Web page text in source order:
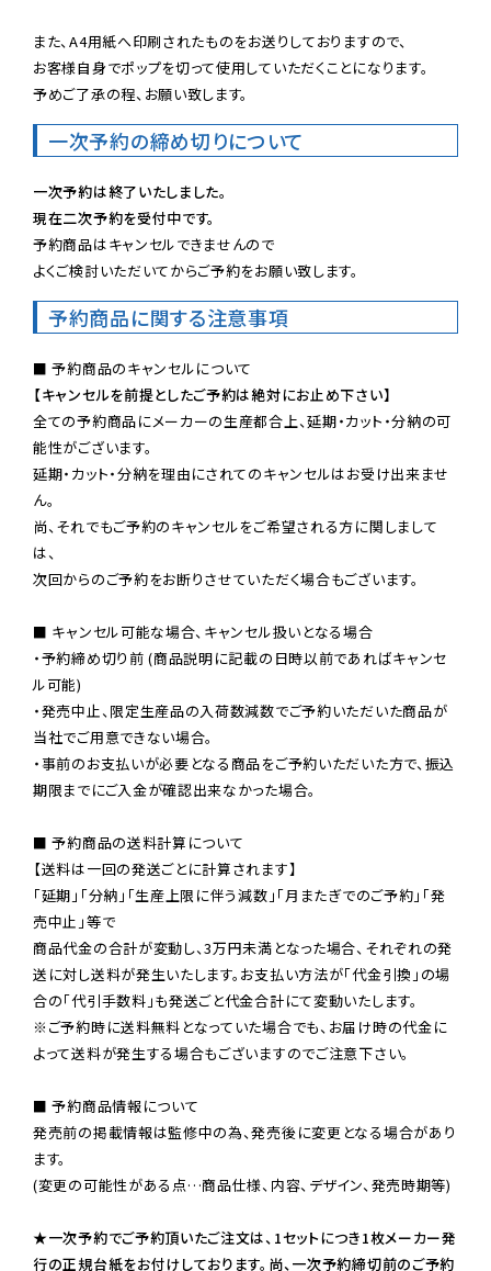
また、A4用紙へ印刷されたものをお送りしておりますので、
お客様自身でポップを切って使用していただくことになります。
予めご了承の程、お願い致します。
一次予約の締め切りについて
一次予約は終了いたしました。
現在二次予約を受付中です。
予約商品はキャンセルできませんので
よくご検討いただいてからご予約をお願い致します。
予約商品に関する注意事項
【キャンセルを前提としたご予約は絶対にお止め下さい】
全ての予約商品にメーカーの生産都合上、延期・カット・分納の可
能性がございます。
延期・カット・分納を理由にされてのキャンセルはお受け出来ませ
ん。
尚、それでもご予約のキャンセルをご希望される方に関しまして
は、
次回からのご予約をお断りさせていただく場合もございます。
■ キャンセル可能な場合、キャンセル扱いとなる場合
・予約締め切り前 (商品説明に記載の日時以前であればキャンセ
ル可能)
・発売中止、限定生産品の入荷数減数でご予約いただいた商品が
当社でご用意できない場合。
・事前のお支払いが必要となる商品をご予約いただいた方で、振込
期限までにご入金が確認出来なかった場合。
■ 予約商品の送料計算について
【送料は一回の発送ごとに計算されます】
「延期」「分納」「生産上限に伴う減数」「月またぎでのご予約」「発
売中止」等で
商品代金の合計が変動し、3万円未満となった場合、それぞれの発
送に対し送料が発生いたします。お支払い方法が「代金引換」の場
※ご予約時に送料無料となっていた場合でも、お届け時の代金に
よって送料が発生する場合もございますのでご注意下さい。
■ 予約商品情報について
発売前の掲載情報は監修中の為、発売後に変更となる場合があり
ます。
(変更の可能性がある点…商品仕様、内容、デザイン、発売時期等)
★一次予約でご予約頂いたご注文は、1セットにつき1枚メーカー発
行の正規台紙をお付けしております。尚、一次予約締切前のご予約